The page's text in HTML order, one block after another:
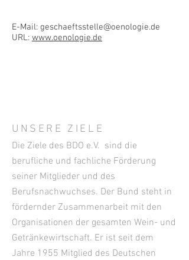
E-Mail: geschaeftsstelle@oenologie.de
URL: www.oenologie.de
UNSERE ZIELE
Die Ziele des BDO e.V. sind die
berufliche und fachliche Förderung
seiner Mitglieder und des
Berufsnachwuchses. Der Bund steht in
fördernder Zusammenarbeit mit den
Organisationen der gesamten Wein- und
Getränkewirtschaft. Er ist seit dem
Jahre 1955 Mitglied des Deutschen